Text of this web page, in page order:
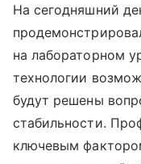
На сегодняшний
на лабораторном
технологии
будут решены
стабильности.
ключевым